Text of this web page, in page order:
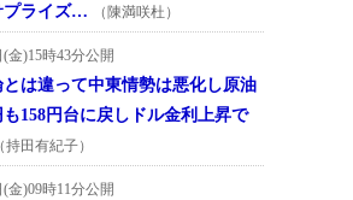
プライズ…
（陳満咲杜）
(金)15時43分公開
とは違って中東情勢は悪化し原油
158円台に戻しドル金利上昇で
（持田有紀子）
(金)09時11分公開